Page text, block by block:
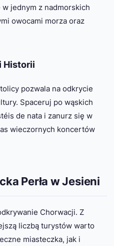
jednym z nadmorskich
owocami morza oraz
Historii
pozwala na odkrycie
Spaceruj po wąskich
de nata i zanurz się w
wieczornych koncertów
Perła w Jesieni
Chorwacji. Z
liczbą turystów warto
miasteczka, jak i